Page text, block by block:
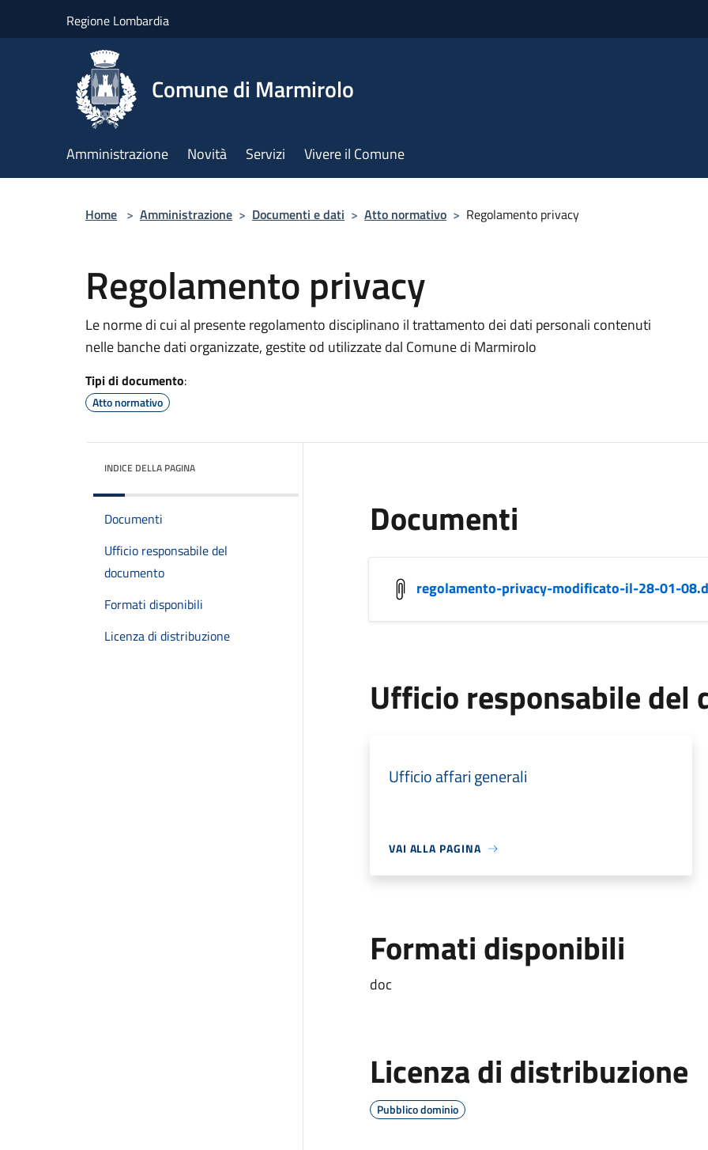
Regione Lombardia
Comune di Marmirolo
Amministrazione Novità Servizi Vivere il Comune
Home > Amministrazione > Documenti e dati > Atto normativo > Regolamento privacy
Regolamento privacy
Le norme di cui al presente regolamento disciplinano il trattamento dei dati personali contenuti
nelle banche dati organizzate, gestite od utilizzate dal Comune di Marmirolo
Tipi di documento:
Atto normativo
INDICE DELLA PAGINA
Documenti
Ufficio responsabile del
documento
Formati disponibili
Licenza di distribuzione
Documenti
regolamento-privacy-modificato-il-28-01-
Ufficio responsabile del
Ufficio affari generali
VAI ALLA PAGINA
Formati disponibili
doc
Licenza di distribuzione
Pubblico dominio